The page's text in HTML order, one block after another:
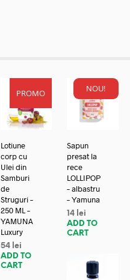
PROMO
Lotiune
corp cu
Ulei din
Samburi
de
Struguri –
250 ML –
YAMUNA
Luxury
54 lei
ADD TO
CART
NOU!
Sapun
presat la
rece
LOLLIPOP
– albastru
– Yamuna
14 lei
ADD TO
CART